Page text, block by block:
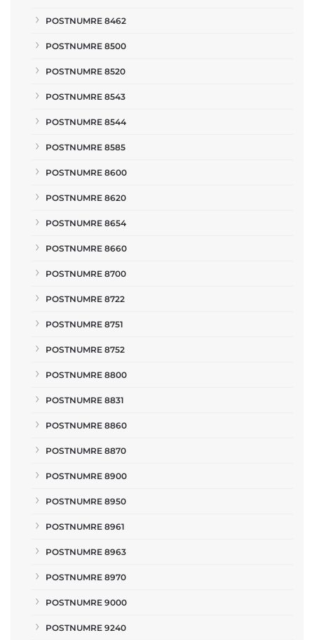
POSTNUMRE 8462
POSTNUMRE 8500
POSTNUMRE 8520
POSTNUMRE 8543
POSTNUMRE 8544
POSTNUMRE 8585
POSTNUMRE 8600
POSTNUMRE 8620
POSTNUMRE 8654
POSTNUMRE 8660
POSTNUMRE 8700
POSTNUMRE 8722
POSTNUMRE 8751
POSTNUMRE 8752
POSTNUMRE 8800
POSTNUMRE 8831
POSTNUMRE 8860
POSTNUMRE 8870
POSTNUMRE 8900
POSTNUMRE 8950
POSTNUMRE 8961
POSTNUMRE 8963
POSTNUMRE 8970
POSTNUMRE 9000
POSTNUMRE 9240